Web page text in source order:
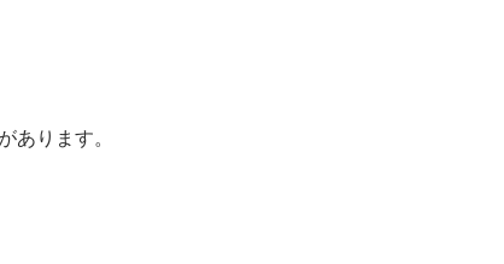
あります。